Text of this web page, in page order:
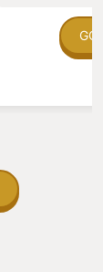
ていた。 ただ
在を知ってから
う。気になる。
ん！このゲーム
向けか？という